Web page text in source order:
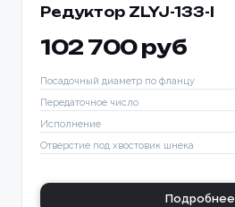
Редуктор ZLYJ-133-l
102 700 руб
Посадочный диаметр по фланцу
Передаточное число
Исполнение
Отверстие под хвостовик шнека
Подробнее